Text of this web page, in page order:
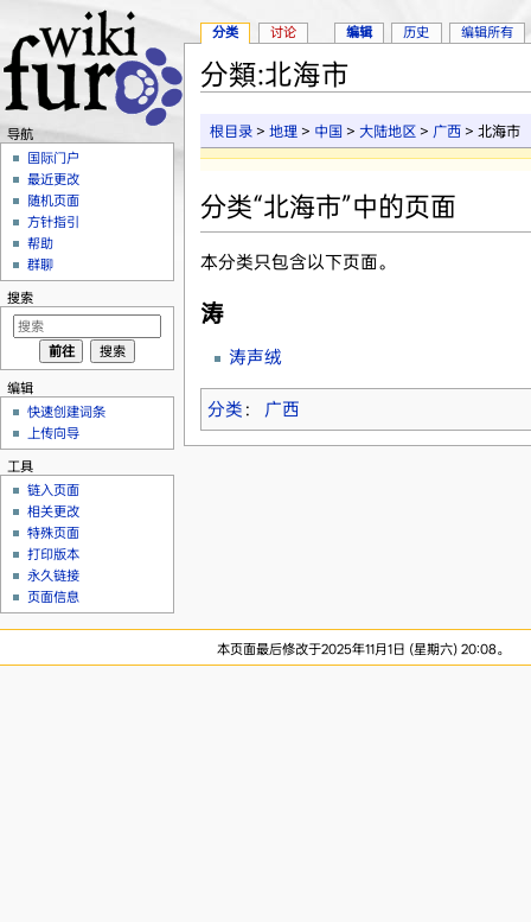
分類:北海市
根目录 >地理 > 中国 >大陆地区 > 广西 > 北海市
分类“北海市”中的页面
本分类只包含以下页面。
涛
涛声绒
分类 ： 广西
分类 讨论 编辑 历史 编辑所有
导航
国际门户
最近更改
随机页面
方针指引
帮助
群聊
搜索
编辑
快速创建词条
上传向导
工具
链入页面
相关更改
特殊页面
打印版本
永久链接
页面信息
本页面最后修改于2025年11月1日 (星期六) 20:08。